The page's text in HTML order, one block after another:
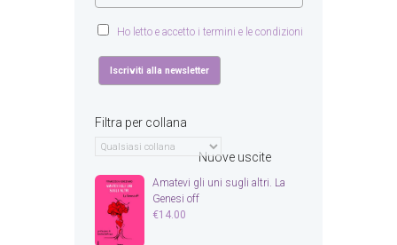
Ho letto e accetto i termini e le condizioni
Filtra per collana
Nuove uscite
Amatevi gli uni sugli altri. La
Genesi off
€14.00